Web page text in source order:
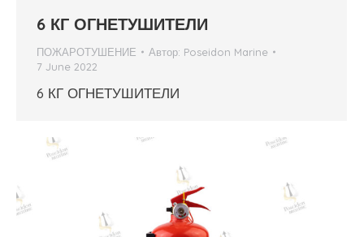
6 КГ ОГНЕТУШИТЕЛИ
ПОЖАРОТУШЕНИЕ Автор: Poseidon Marine
7 June 2022
6 КГ ОГНЕТУШИТЕЛИ